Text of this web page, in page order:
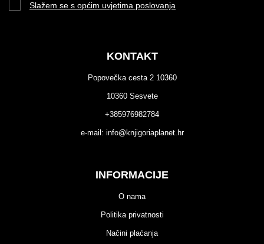
Slažem se s općim uvjetima poslovanja
KONTAKT
Popovečka cesta 2 10360
10360 Sesvete
+385976982784
e-mail: info@knjigoriaplanet.hr
INFORMACIJE
O nama
Politika privatnosti
Načini plaćanja